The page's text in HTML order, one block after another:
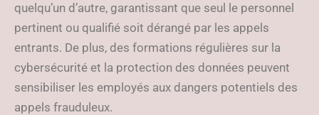
quelqu’un d’autre, garantissant que seul le personnel
pertinent ou qualifié soit dérangé par les appels
entrants. De plus, des formations régulières sur la
cybersécurité et la protection des données peuvent
sensibiliser les employés aux dangers potentiels des
appels frauduleux.